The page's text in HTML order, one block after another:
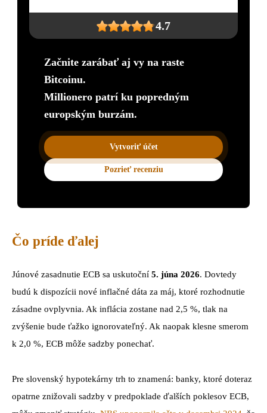
4.7
Začnite zarábať aj vy na raste
Bitcoinu.
Millionero patrí ku popredným
europským burzám.
Vytvoriť účet
Pozrieť recenziu
Čo príde ďalej
Júnové zasadnutie ECB sa uskutoční 5. júna 2026. Dovtedy
budú k dispozícii nové inflačné dáta za máj, ktoré rozhodnutie
zásadne ovplyvnia. Ak inflácia zostane nad 2,5 %, tlak na
zvýšenie bude ťažko ignorovateľný. Ak naopak klesne smerom
k 2,0 %, ECB môže sadzby ponechať.
Pre slovenský hypotekárny trh to znamená: banky, ktoré doteraz
opatrne znižovali sadzby v predpoklade ďalších poklesov ECB,